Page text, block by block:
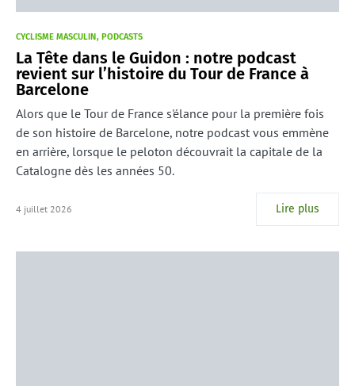
CYCLISME MASCULIN PODCASTS
La Tête dans le Guidon : notre podcast
revient sur l’histoire du Tour de France à
Barcelone
Alors que le Tour de France s'élance pour la première fois
de son histoire de Barcelone, notre podcast vous emmène
en arrière, lorsque le peloton découvrait la capitale de la
Catalogne dès les années 50.
4 juillet 2026 Lire plus